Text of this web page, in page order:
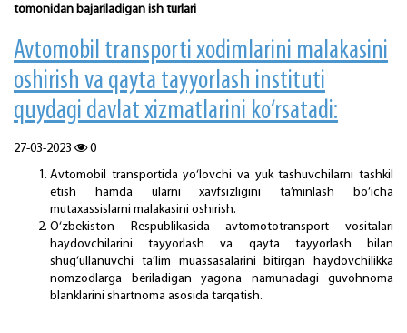
tomonidan bajariladigan ish turlari
Avtomobil transporti xodimlarini malakasini
oshirish va qayta tayyorlash instituti
quydagi davlat xizmatlarini ko‘rsatadi:
27-03-2023
0
Avtomobil transportida yo‘lovchi va yuk tashuvchilarni tashkil
etish hamda ularni xavfsizligini ta’minlash bo‘icha
mutaxassislarni malakasini oshirish.
O‘zbekiston Respublikasida avtomototransport vositalari
haydovchilarini tayyorlash va qayta tayyorlash bilan
shug‘ullanuvchi ta’lim muassasalarini bitirgan haydovchilikka
nomzodlarga beriladigan yagona namunadagi guvohnoma
blanklarini shartnoma asosida tarqatish.